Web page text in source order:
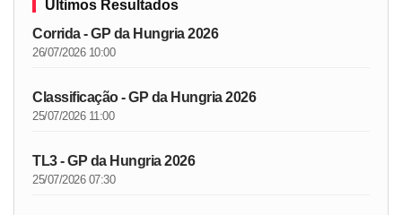
Últimos Resultados
Corrida - GP da Hungria 2026
26/07/2026 10:00
Classificação - GP da Hungria 2026
25/07/2026 11:00
TL3 - GP da Hungria 2026
25/07/2026 07:30